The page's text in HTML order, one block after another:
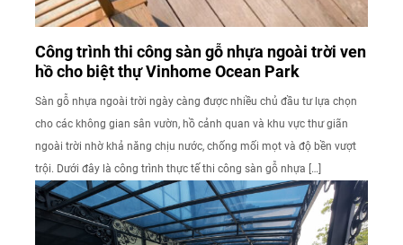
Công trình thi công sàn gỗ nhựa ngoài trời ven
hồ cho biệt thự Vinhome Ocean Park
Sàn gỗ nhựa ngoài trời ngày càng được nhiều chủ đầu tư lựa chọn
cho các không gian sân vườn, hồ cảnh quan và khu vực thư giãn
ngoài trời nhờ khả năng chịu nước, chống mối mọt và độ bền vượt
trội. Dưới đây là công trình thực tế thi công sàn gỗ nhựa […]